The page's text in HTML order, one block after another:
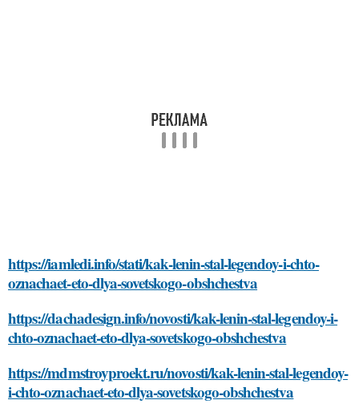
https://iamledi.info/stati/kak-lenin-stal-legendoy-i-chto-
oznachaet-eto-dlya-sovetskogo-obshchestva
https://dachadesign.info/novosti/kak-lenin-stal-legendoy-i-
chto-oznachaet-eto-dlya-sovetskogo-obshchestva
https://mdmstroyproekt.ru/novosti/kak-lenin-stal-legendoy-
i-chto-oznachaet-eto-dlya-sovetskogo-obshchestva